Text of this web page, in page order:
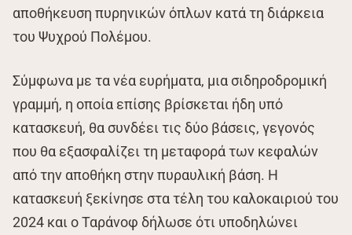
αποθήκευση πυρηνικών όπλων κατά τη διάρκεια
του Ψυχρού Πολέμου.
Σύμφωνα με τα νέα ευρήματα, μια σιδηροδρομική
γραμμή, η οποία επίσης βρίσκεται ήδη υπό
κατασκευή, θα συνδέει τις δύο βάσεις, γεγονός
που θα εξασφαλίζει τη μεταφορά των κεφαλών
από την αποθήκη στην πυραυλική βάση. Η
κατασκευή ξεκίνησε στα τέλη του καλοκαιριού του
2024 και ο Ταράνοφ δήλωσε ότι υποδηλώνει